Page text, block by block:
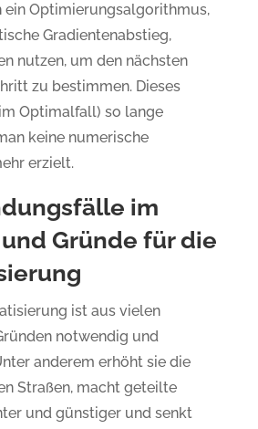
ein Optimierungsalgorithmus,
Gradientenabstieg,
nutzen, um den nächsten
zu bestimmen. Dieses
Optimalfall) so lange
keine numerische
erzielt.
im
Gründe für die
ist aus vielen
notwendig und
anderem erhöht sie die
Straßen, macht geteilte
und günstiger und senkt